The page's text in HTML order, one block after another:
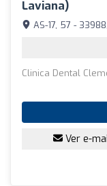
Laviana)
AS-17, 57 -
Clinica Dental
Ver e-